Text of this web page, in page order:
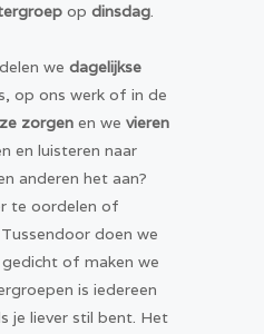
op dinsdag.
delen we dagelijkse
op ons werk of in de
zorgen en we vieren
en luisteren naar
anderen het aan?
te oordelen of
doen we
of maken we
is iedereen
je liever stil bent. Het